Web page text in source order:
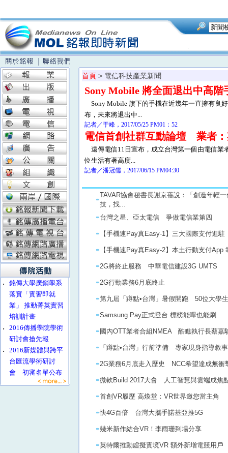
‧
銘傳大學廣銷學系
落實「實習即就
業」 推動菁英實習
培訓計畫
‧
2016傳播學院學術
研討會搶先報
‧
2016新媒體與跨平
台匯流學術研討
會 初審名單公布
首頁 > 電信科技產業新聞
Sony Mobile 將全面退出中高
Sony Mobile 旗下的手機在近幾年一直擁有良
布，未來將退出中...
記者／于峰，2017/05/25 PM01：52
電信首創社群互動論壇 業者
遠傳電信11日宣布，成立台灣第一個由電信業
位生活有著高度...
記者／潘冠儒，2017/06/15 PM04:30
TAVAR協會秘書長謝京蓓說：「創造年輕
技，找...
台灣之星、亞太電信 爭做電信業第四
【手機速Pay真Easy-1】三大國際支付進
【手機速Pay真Easy-2】本土行動支付App
2G將終止服務 中華電信建設3G UMTS
2G行動業務6月底終止
第九屆「蹲點•台灣」暑假開跑 50位大學
Samsung Pay正式登台 標榜能嗶也能刷
國內OTT業者合組NMEA 酷瞧執行長蔡嘉
「蹲點•台灣」行前準備 專家現身指導敘
2G業務6月底走入歷史 NCC希望達成無衝
微軟Build 2017大會 人工智慧與雲端成焦
首創VR履歷 高煥堂：VR世界邀您當主角
快4G百倍 台灣大攜手諾基亞推5G
幾米新作結合VR！李雨珊到場分享
英特爾推動虛擬實境VR 額外新增電競用戶